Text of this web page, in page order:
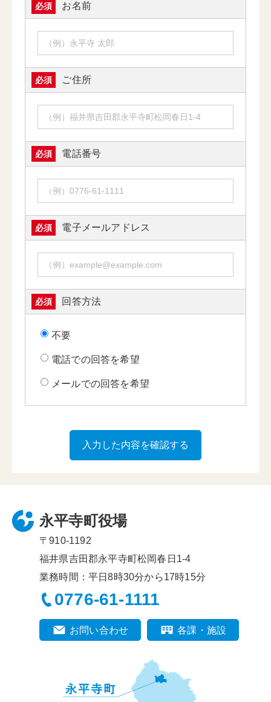
必須 お名前
必須 ご住所
必須 電話番号
必須 電子メールアドレス
必須 回答方法
不要
電話での回答を希望
メールでの回答を希望
永平寺町役場
〒910-1192
福井県吉田郡永平寺町松岡春日1-4
業務時間：平日8時30分から17時15分
0776-61-1111
お問い合わせ 各課・施設